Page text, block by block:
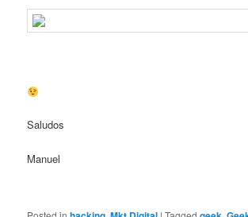
Saludos
Manuel